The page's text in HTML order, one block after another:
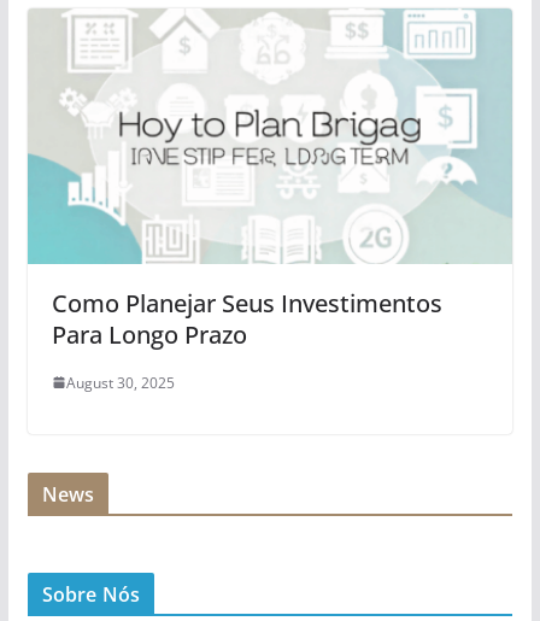
Como Planejar Seus Investimentos
Para Longo Prazo
August 30, 2025
News
Sobre Nós